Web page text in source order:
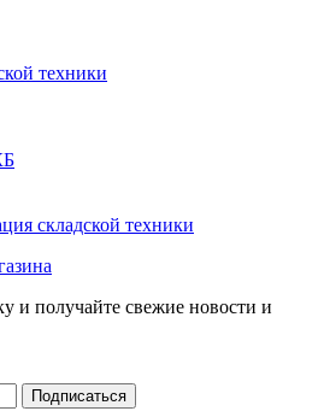
техники
складской техники
и получайте свежие новости и